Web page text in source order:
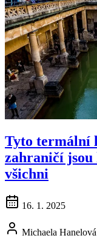
Tyto termální
zahraničí jsou
všichni
16. 1. 2025
Michaela Hanelová